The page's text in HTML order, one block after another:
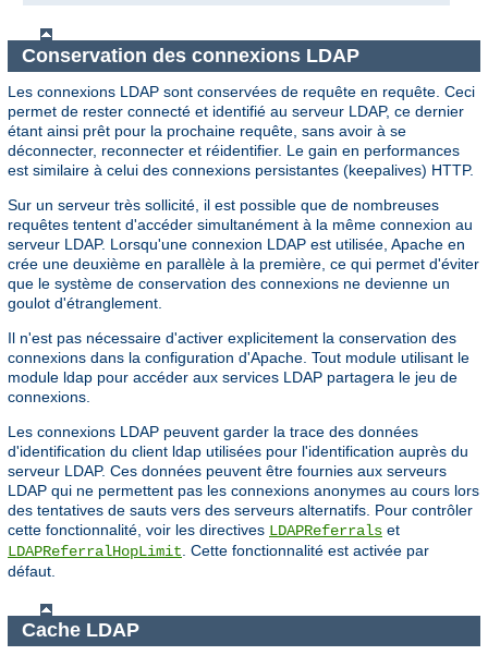
Conservation des connexions LDAP
Les connexions LDAP sont conservées de requête en requête. Ceci
permet de rester connecté et identifié au serveur LDAP, ce dernier
étant ainsi prêt pour la prochaine requête, sans avoir à se
déconnecter, reconnecter et réidentifier. Le gain en performances
est similaire à celui des connexions persistantes (keepalives) HTTP.
Sur un serveur très sollicité, il est possible que de nombreuses
requêtes tentent d'accéder simultanément à la même connexion au
serveur LDAP. Lorsqu'une connexion LDAP est utilisée, Apache en
crée une deuxième en parallèle à la première, ce qui permet d'éviter
que le système de conservation des connexions ne devienne un
goulot d'étranglement.
Il n'est pas nécessaire d'activer explicitement la conservation des
connexions dans la configuration d'Apache. Tout module utilisant le
module ldap pour accéder aux services LDAP partagera le jeu de
connexions.
Les connexions LDAP peuvent garder la trace des données
d'identification du client ldap utilisées pour l'identification auprès du
serveur LDAP. Ces données peuvent être fournies aux serveurs
LDAP qui ne permettent pas les connexions anonymes au cours lors
des tentatives de sauts vers des serveurs alternatifs. Pour contrôler
cette fonctionnalité, voir les directives LDAPReferrals et
LDAPReferralHopLimit . Cette fonctionnalité est activée par
défaut.
Cache LDAP